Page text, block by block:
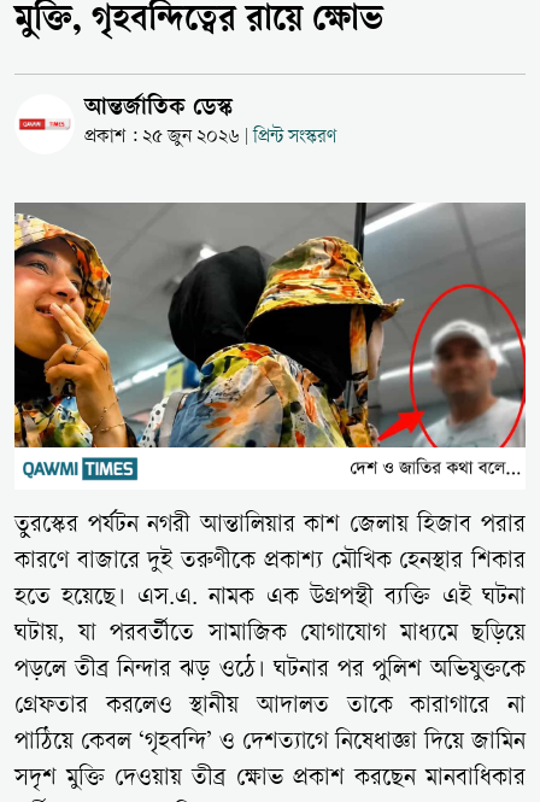
মুক্তি, গৃহবন্দিত্বের রায়ে ক্ষোভ
আন্তর্জাতিক ডেস্ক
প্রকাশ : ২৫ জুন ২০২৬ প্রিন্ট সংস্করণ
তুরস্কের পর্যটন নগরী আন্তালিয়ার কাশ জেলায় হিজাব পরার
কারণে বাজারে দুই তরুণীকে প্রকাশ্য মৌখিক হেনস্থার শিকার
হতে হয়েছে। এস.এ. নামক এক উগ্রপন্থী ব্যক্তি এই ঘটনা
ঘটায়, যা পরবর্তীতে সামাজিক যোগাযোগ মাধ্যমে ছড়িয়ে
পড়লে তীব্র নিন্দার ঝড় ওঠে। ঘটনার পর পুলিশ অভিযুক্তকে
গ্রেফতার করলেও স্থানীয় আদালত তাকে কারাগারে না
পাঠিয়ে কেবল ‘গৃহবন্দি’ ও দেশত্যাগে নিষেধাজ্ঞা দিয়ে জামিন
সদৃশ মুক্তি দেওয়ায় তীব্র ক্ষোভ প্রকাশ করছেন মানবাধিকার